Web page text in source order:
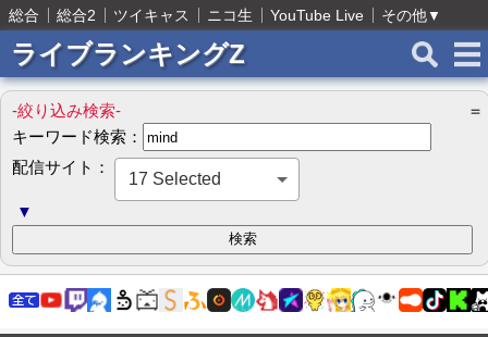
総合 総合2 ツイキャス ニコ生 YouTube Live その他▼
ライブランキングZ
-絞り込み検索-
＝
キーワード検索：
配信サイト：
17 Selected
▼